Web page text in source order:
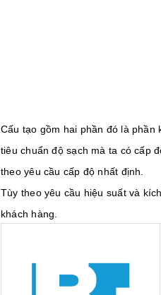
Cấu tạo gồm hai phần đó là phần
tiêu chuẩn độ sạch mà ta có cấp
theo yêu cầu cấp độ nhất định.
Tùy theo yêu cầu hiệu suất và
khách hàng.